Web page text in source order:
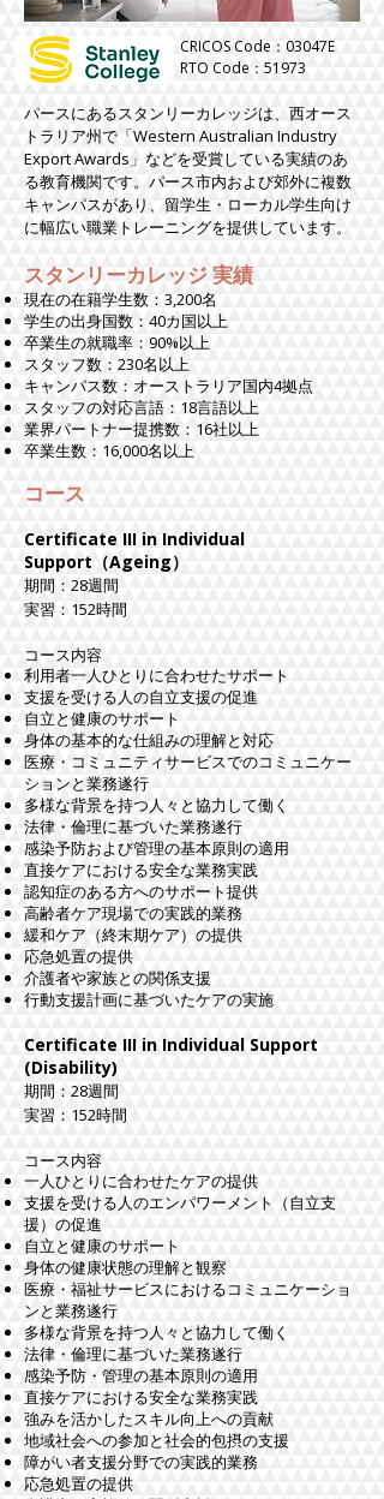
CRICOS Code：03047E
RTO Code：51973
パースにあるスタンリーカレッジは、西オース
トラリア州で「Western Australian Industry
Export Awards」などを受賞している実績のあ
る教育機関です。パース市内および郊外に複数
キャンパスがあり、留学生・ローカル学生向け
に幅広い職業トレーニングを提供しています。
スタンリーカレッジ 実績
現在の在籍学生数：3,200名
学生の出身国数：40カ国以上
卒業生の就職率：90%以上
スタッフ数：230名以上
キャンパス数：オーストラリア国内4拠点
スタッフの対応言語：18言語以上
業界パートナー提携数：16社以上
卒業生数：16,000名以上
コース
Certificate III in Individual
Support（Ageing）
期間：28週間
​実習：152時間
コース内容
利用者一人ひとりに合わせたサポート
支援を受ける人の自立支援の促進
自立と健康のサポート
身体の基本的な仕組みの理解と対応
医療・コミュニティサービスでのコミュニケー
ションと業務遂行
多様な背景を持つ人々と協力して働く
法律・倫理に基づいた業務遂行
感染予防および管理の基本原則の適用
直接ケアにおける安全な業務実践
認知症のある方へのサポート提供
高齢者ケア現場での実践的業務
緩和ケア（終末期ケア）の提供
応急処置の提供
介護者や家族との関係支援
行動支援計画に基づいたケアの実施
Certificate III in Individual Support
(Disability)
期間：28週間
​実習：152時間
コース内容
一人ひとりに合わせたケアの提供
支援を受ける人のエンパワーメント（自立支
援）の促進
自立と健康のサポート
身体の健康状態の理解と観察
医療・福祉サービスにおけるコミュニケーショ
ンと業務遂行
多様な背景を持つ人々と協力して働く
法律・倫理に基づいた業務遂行
感染予防・管理の基本原則の適用
直接ケアにおける安全な業務実践
強みを活かしたスキル向上への貢献
地域社会への参加と社会的包摂の支援
障がい者支援分野での実践的業務
応急処置の提供